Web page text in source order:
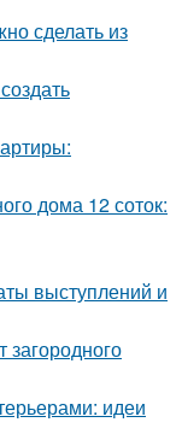
сделать из
дома 12 соток:
выступлений и
загородного
идеи